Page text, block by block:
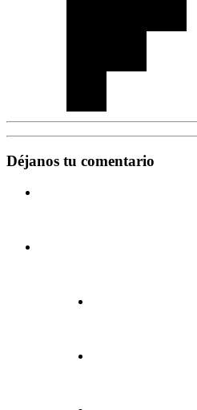
Déjanos tu comentario